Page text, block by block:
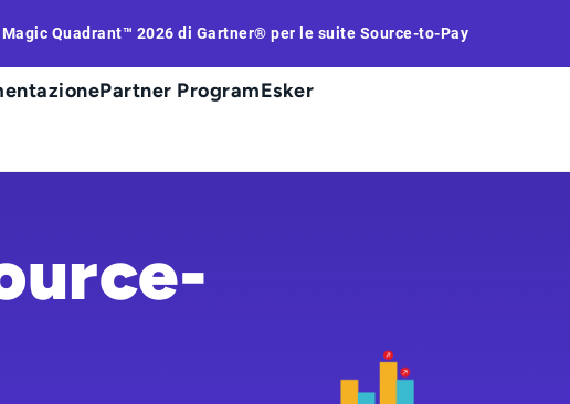
Quadrant™ 2026 di Gartner® per le suite Source-to-Pay
Partner ProgramEsker